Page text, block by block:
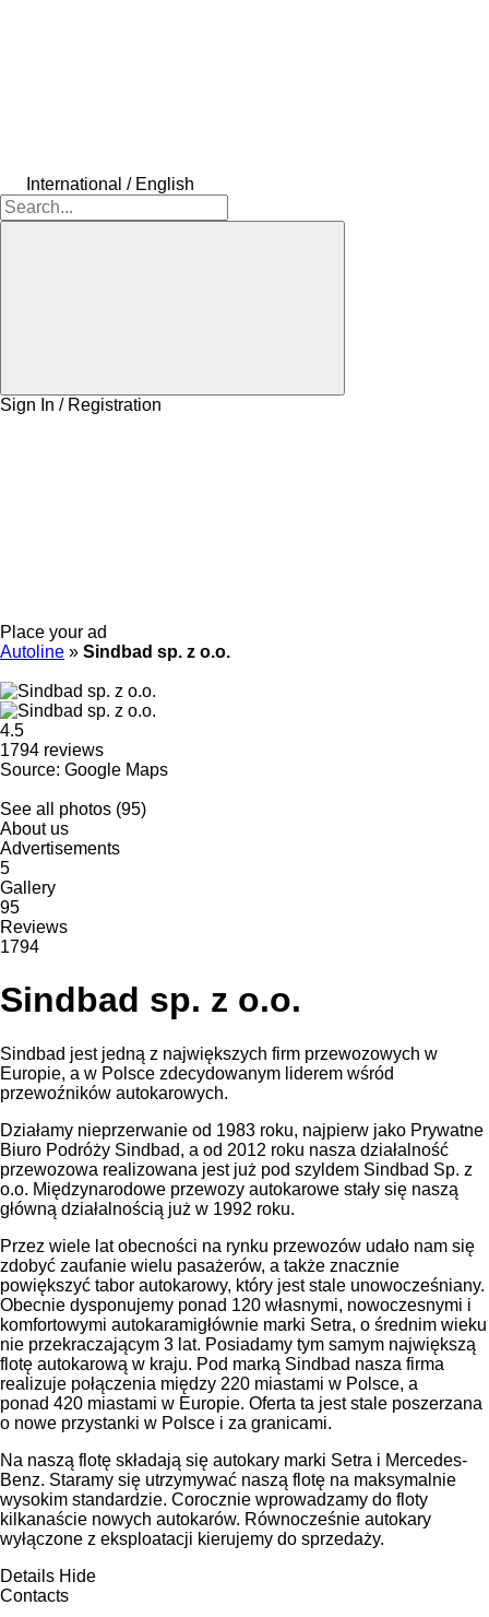
International / English
Sign In / Registration
Place your ad
Autoline » Sindbad sp. z o.o.
4.5
1794 reviews
Source: Google Maps
See all photos (95)
About us
Advertisements
5
Gallery
95
Reviews
1794
Sindbad sp. z o.o.
Sindbad jest jedną z największych firm przewozowych w
Europie, a w Polsce zdecydowanym liderem wśród
przewoźników autokarowych.
Działamy nieprzerwanie od 1983 roku, najpierw jako Prywatne
Biuro Podróży Sindbad, a od 2012 roku nasza działalność
przewozowa realizowana jest już pod szyldem Sindbad Sp. z
o.o. Międzynarodowe przewozy autokarowe stały się naszą
główną działalnością już w 1992 roku.
Przez wiele lat obecności na rynku przewozów udało nam się
zdobyć zaufanie wielu pasażerów, a także znacznie
powiększyć tabor autokarowy, który jest stale unowocześniany.
Obecnie dysponujemy ponad 120 własnymi, nowoczesnymi i
komfortowymi autokaramigłównie marki Setra, o średnim wieku
nie przekraczającym 3 lat. Posiadamy tym samym największą
flotę autokarową w kraju. Pod marką Sindbad nasza firma
realizuje połączenia między 220 miastami w Polsce, a
ponad 420 miastami w Europie. Oferta ta jest stale poszerzana
o nowe przystanki w Polsce i za granicami.
Na naszą flotę składają się autokary marki Setra i Mercedes-
Benz. Staramy się utrzymywać naszą flotę na maksymalnie
wysokim standardzie. Corocznie wprowadzamy do floty
kilkanaście nowych autokarów. Równocześnie autokary
wyłączone z eksploatacji kierujemy do sprzedaży.
Details Hide
Contacts